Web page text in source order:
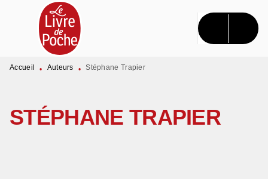
MENU RECHERCHE CONTENU
PIED DE PAGE
Accueil • Auteurs • Stéphane Trapier
STÉPHANE TRAPIER